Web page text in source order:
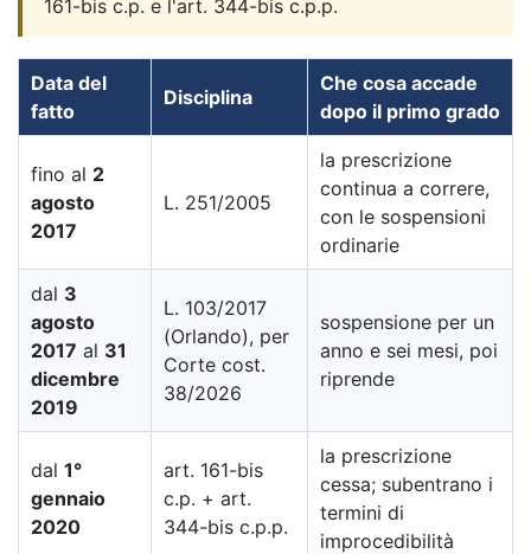
161-bis c.p. e l'art. 344-bis c.p.p.
Data del
fatto
Disciplina
Che cosa accade
dopo il primo grado
fino al 2
agosto
2017
L. 251/2005
la prescrizione
continua a correre,
con le sospensioni
ordinarie
dal 3
agosto
2017 al 31
dicembre
2019
L. 103/2017
(Orlando), per
Corte cost.
38/2026
sospensione per un
anno e sei mesi, poi
riprende
dal 1°
gennaio
2020
art. 161-bis
c.p. + art.
344-bis c.p.p.
la prescrizione
cessa; subentrano i
termini di
improcedibilità